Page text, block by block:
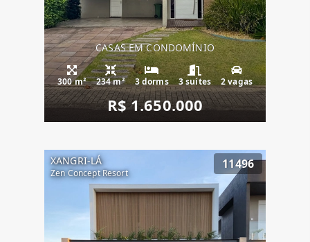
CASAS EM CONDOMÍNIO
300 m² 234 m² 3 dorms 3 suítes 2 vagas
R$ 1.650.000
XANGRI-LÁ
Zen Concept Resort
11496